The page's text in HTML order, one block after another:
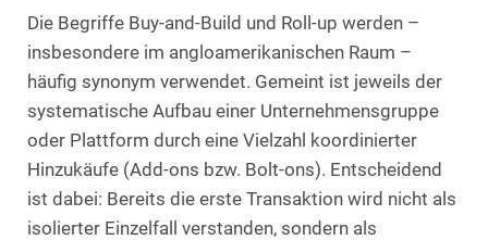
Die Begriffe Buy-and-Build und Roll-up werden –
insbesondere im angloamerikanischen Raum –
häufig synonym verwendet. Gemeint ist jeweils der
systematische Aufbau einer Unternehmensgruppe
oder Plattform durch eine Vielzahl koordinierter
Hinzukäufe (Add-ons bzw. Bolt-ons). Entscheidend
ist dabei: Bereits die erste Transaktion wird nicht als
isolierter Einzelfall verstanden, sondern als